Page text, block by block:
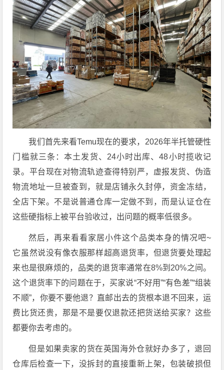
我们首先来看Temu现在的要求，2026年半托管硬性
门槛就三条：本土发货、24小时出库、48小时揽收记
录。平台现在对物流轨迹查得特别严，虚报发货、伪造
物流地址一旦被查到，就是店铺永久封停，资金冻结，
全店下架。不是说普通仓库一定做不到，而是认证仓在
这些硬指标上被平台验收过，出问题的概率低很多。
然后，再来看看家居小件这个品类本身的情况吧~
它虽然说没有像衣服那样超高退货率，但退货要处理起
来也是很麻烦的，品类的退货率通常在8%到20%之间。
这个退货率下的问题在于，买家说“不好用”“有色差”“组装
不顺”，你要不要他退？直邮出去的货根本退不回来，运
费比货还贵，那是不是要仅退款还把货送给买家？这些
都要你去考虑的。
但是如果卖家的货在英国海外仓就好办多了，退回
仓库后检查一下，没拆封的直接重新上架，包装破损但